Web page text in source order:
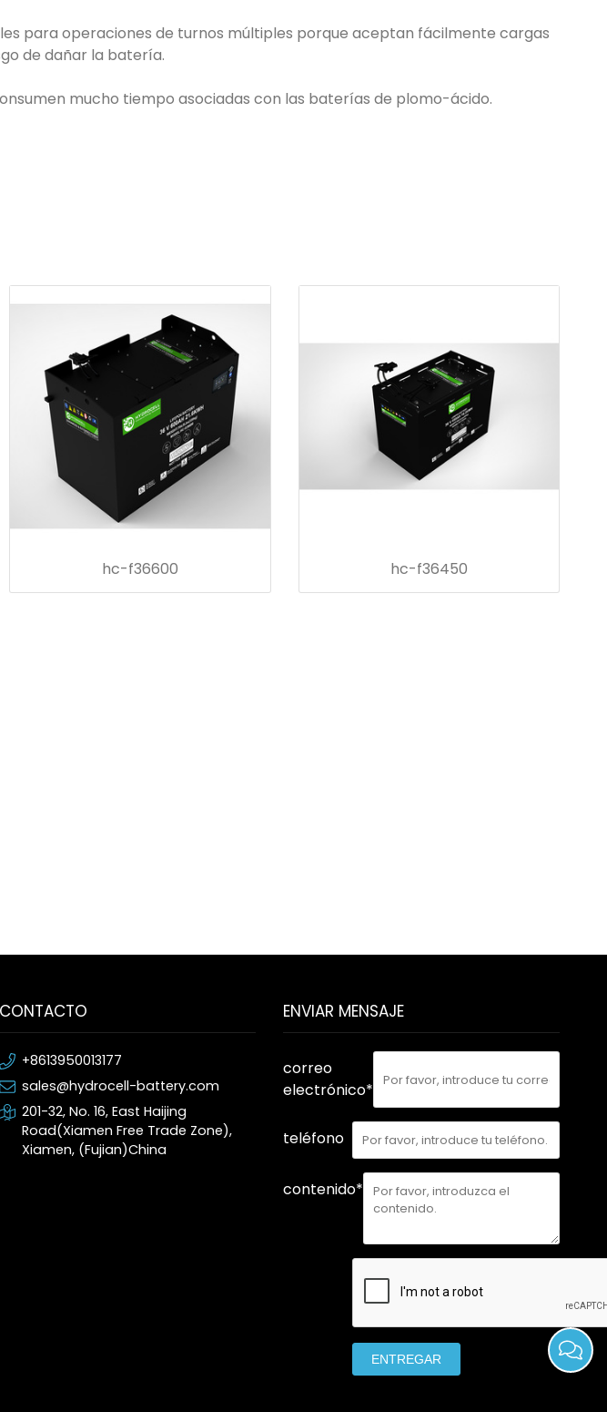
para operaciones de turnos múltiples porque aceptan fácilmente cargas
de dañar la batería.
mucho tiempo asociadas con las baterías de plomo-ácido.
hc-f36600 hc-f36450
CONTACTO
+8613950013177
sales@hydrocell-battery.com
201-32, No. 16, East Haijing
Road(Xiamen Free Trade Zone),
Xiamen, (Fujian)China
ENVIAR MENSAJE
correo
electrónico*
teléfono
contenido*
ENTREGAR